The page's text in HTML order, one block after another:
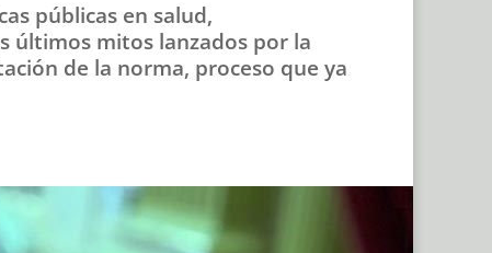
públicas en salud,
últimos mitos lanzados por la
de la norma, proceso que ya